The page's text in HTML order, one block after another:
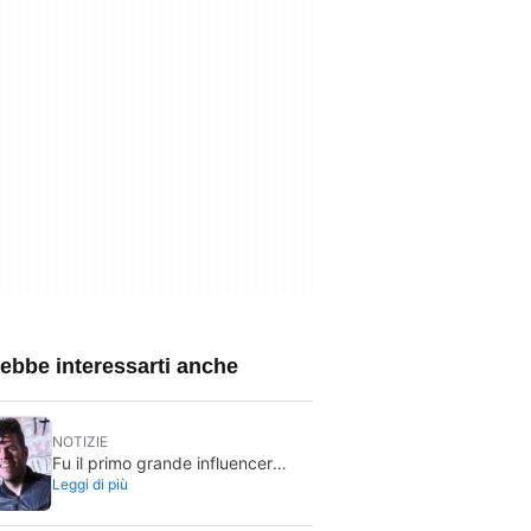
interessarti anche
NOTIZIE
Fu il primo grande influencer
della storia. Ora l’hanno appena
Leggi di più